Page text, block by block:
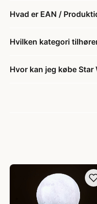
Hvad er EAN /
Hvilken kategori
Hvor kan jeg købe Star